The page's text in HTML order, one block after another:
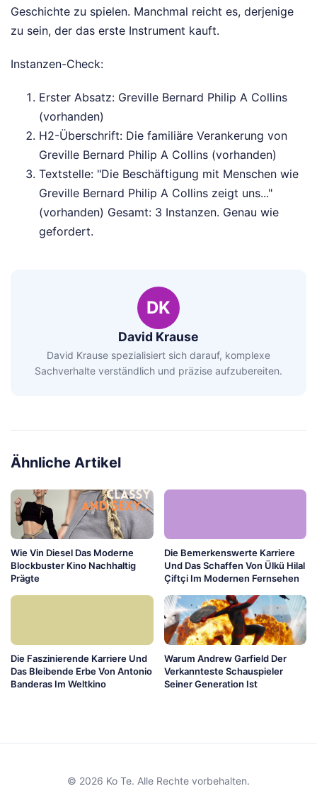
Geschichte zu spielen. Manchmal reicht es, derjenige
zu sein, der das erste Instrument kauft.
Instanzen-Check:
Erster Absatz: Greville Bernard Philip A Collins
(vorhanden)
H2-Überschrift: Die familiäre Verankerung von
Greville Bernard Philip A Collins (vorhanden)
Textstelle: "Die Beschäftigung mit Menschen wie
Greville Bernard Philip A Collins zeigt uns..."
(vorhanden) Gesamt: 3 Instanzen. Genau wie
gefordert.
DK
David Krause
David Krause spezialisiert sich darauf, komplexe
Sachverhalte verständlich und präzise aufzubereiten.
Ähnliche Artikel
Wie Vin Diesel Das Moderne
Blockbuster Kino Nachhaltig
Prägte
Die Bemerkenswerte Karriere
Und Das Schaffen Von Ülkü Hilal
Çiftçi Im Modernen Fernsehen
Die Faszinierende Karriere Und
Das Bleibende Erbe Von Antonio
Banderas Im Weltkino
Warum Andrew Garfield Der
Verkannteste Schauspieler
Seiner Generation Ist
© 2026 Ko Te. Alle Rechte vorbehalten.